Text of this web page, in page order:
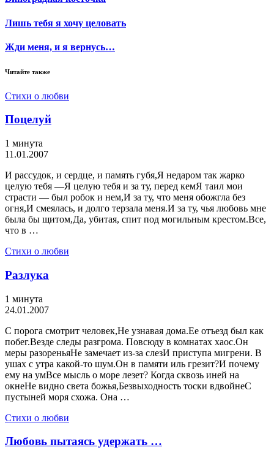
Лишь тебя я хочу целовать
Жди меня, и я вернусь…
Читайте также
Стихи о любви
Поцелуй
1 минута
11.01.2007
И рассудок, и сердце, и память губя,Я недаром так жарко
целую тебя —Я целую тебя и за ту, перед кемЯ таил мои
страсти — был робок и нем,И за ту, что меня обожгла без
огня,И смеялась, и долго терзала меня.И за ту, чья любовь мне
была бы щитом,Да, убитая, спит под могильным крестом.Все,
что в …
Стихи о любви
Разлука
1 минута
24.01.2007
С порога смотрит человек,Не узнавая дома.Ее отъезд был как
побег.Везде следы разгрома. Повсюду в комнатах хаос.Он
меры разореньяНе замечает из-за слезИ приступа мигрени. В
ушах с утра какой-то шум.Он в памяти иль грезит?И почему
ему на умВсе мысль о море лезет? Когда сквозь иней на
окнеНе видно света божья,Безвыходность тоски вдвойнеС
пустыней моря схожа. Она …
Стихи о любви
Любовь пытаясь удержать …